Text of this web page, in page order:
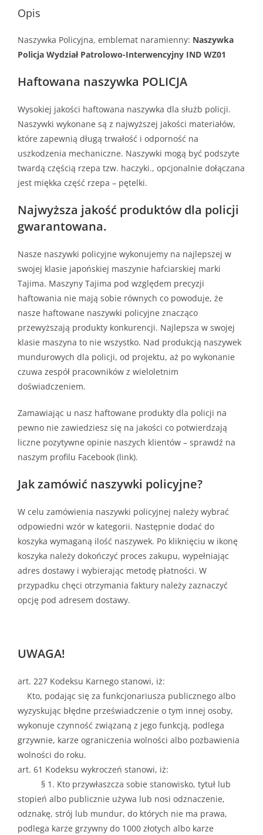
Opis
Naszywka Policyjna, emblemat naramienny: Naszywka
Policja Wydział Patrolowo-Interwencyjny IND WZ01
Haftowana naszywka POLICJA
Wysokiej jakości haftowana naszywka dla służb policji.
Naszywki wykonane są z najwyższej jakości materiałów,
które zapewnią długą trwałość i odporność na
uszkodzenia mechaniczne. Naszywki mogą być podszyte
twardą częścią rzepa tzw. haczyki., opcjonalnie dołączana
jest miękka część rzepa – pętelki.
Najwyższa jakość produktów dla policji
gwarantowana.
Nasze naszywki policyjne wykonujemy na najlepszej w
swojej klasie japońskiej maszynie hafciarskiej marki
Tajima. Maszyny Tajima pod względem precyzji
haftowania nie mają sobie równych co powoduje, że
nasze haftowane naszywki policyjne znacząco
przewyższają produkty konkurencji. Najlepsza w swojej
klasie maszyna to nie wszystko. Nad produkcją naszywek
mundurowych dla policji, od projektu, aż po wykonanie
czuwa zespół pracowników z wieloletnim
doświadczeniem.
Zamawiając u nasz haftowane produkty dla policji na
pewno nie zawiedziesz się na jakości co potwierdzają
liczne pozytywne opinie naszych klientów – sprawdź na
naszym profilu Facebook (link).
Jak zamówić naszywki policyjne?
W celu zamówienia naszywki policyjnej należy wybrać
odpowiedni wzór w kategorii. Następnie dodać do
koszyka wymaganą ilość naszywek. Po kliknięciu w ikonę
koszyka należy dokończyć proces zakupu, wypełniając
adres dostawy i wybierając metodę płatności. W
przypadku chęci otrzymania faktury należy zaznaczyć
opcję pod adresem dostawy.
UWAGA!
art. 227 Kodeksu Karnego stanowi, iż:
Kto, podając się za funkcjonariusza publicznego albo
wyzyskując błędne przeświadczenie o tym innej osoby,
wykonuje czynność związaną z jego funkcją, podlega
grzywnie, karze ograniczenia wolności albo pozbawienia
wolności do roku.
art. 61 Kodeksu wykroczeń stanowi, iż:
§ 1. Kto przywłaszcza sobie stanowisko, tytuł lub
stopień albo publicznie używa lub nosi odznaczenie,
odznakę, strój lub mundur, do których nie ma prawa,
podlega karze grzywny do 1000 złotych albo karze